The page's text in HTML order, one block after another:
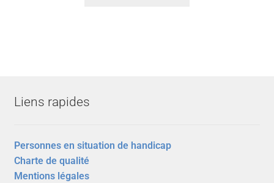
Liens rapides
Personnes en situation de handicap
Charte de qualité
Mentions légales